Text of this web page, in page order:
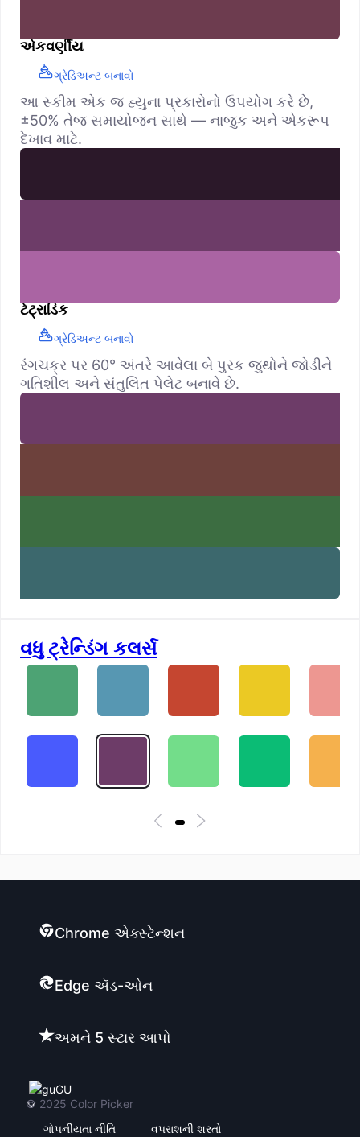
એકવર્ણીય
ગ્રેડિઅન્ટ બનાવો
આ સ્કીમ એક જ હ્યુના પ્રકારોનો ઉપયોગ કરે છે,
±50% તેજ સમાયોજન સાથે — નાજુક અને એકરૂપ
દેખાવ માટે.
ટેટ્રાડિક
ગ્રેડિઅન્ટ બનાવો
રંગચક્ર પર 60° અંતરે આવેલા બે પુરક જુથોને જોડીને
ગતિશીલ અને સંતુલિત પેલેટ બનાવે છે.
વધુ ટ્રેન્ડિંગ કલર્સ
Chrome એક્સ્ટેન્શન
Edge ઍડ-ઓન
અમને 5 સ્ટાર આપો
GU
© 2025 Color Picker
ગોપનીયતા નીતિ
વપરાશની શરતો